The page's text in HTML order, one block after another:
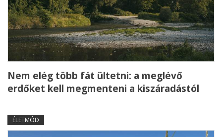
Nem elég több fát ültetni: a meglévő
erdőket kell megmenteni a kiszáradástól
ÉLETMÓD